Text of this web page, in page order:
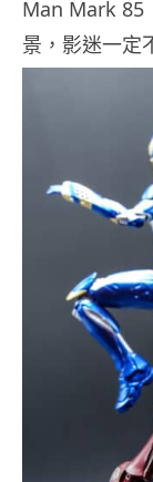
Man Mark 85
景，影迷一定